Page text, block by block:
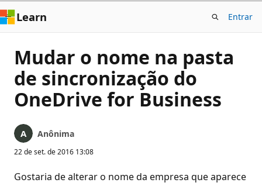
Learn Entrar
Mudar o nome na pasta
de sincronização do
OneDrive for Business
Anônima
22 de set. de 2016 13:08
Gostaria de alterar o nome da empresa que aparece